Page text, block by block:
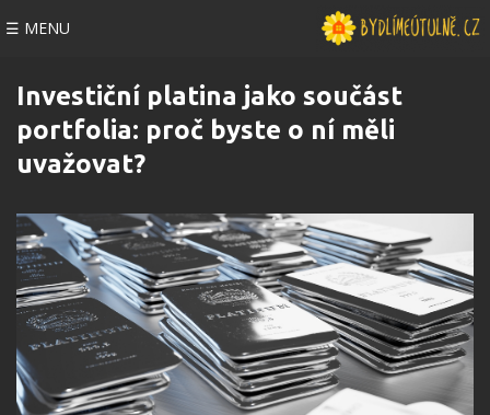
☰ MENU
Investiční platina jako součást
portfolia: proč byste o ní měli
uvažovat?